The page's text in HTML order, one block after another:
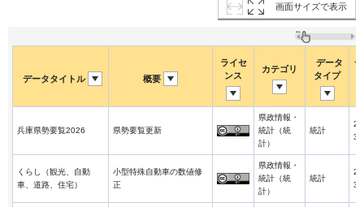
画面サイズで表示
データタイトル 概要
ライセ
ンス
カテゴリ
データ
タイプ
兵庫県勢要覧2026 県勢要覧更新
県政情報・
統計（統
計）
統計
3-
くらし（観光、自動
車、道路、住宅）
小型特殊自動車の数値修
正
県政情報・
統計（統
計）
統計
3-